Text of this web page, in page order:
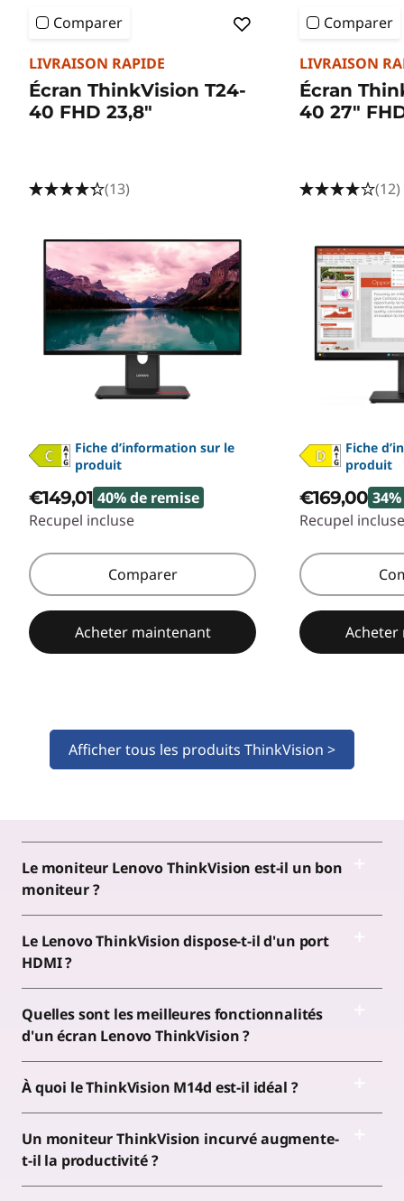
Comparer
LIVRAISON RAPIDE
Écran ThinkVision T24-
40 FHD 23,8"
(13)
Fiche d’information sur le
produit
€149,01 40% de remise
Recupel incluse
Comparer
Acheter maintenant
Comparer
LIVRAISON
Écran
40 27"
(12)
Fiche
produit
€169,00
Recupel incluse
Acheter
Afficher tous les produits ThinkVision >
Le moniteur Lenovo ThinkVision est-il un bon
moniteur ?
Le Lenovo ThinkVision dispose-t-il d'un port
HDMI ?
Quelles sont les meilleures fonctionnalités
d'un écran Lenovo ThinkVision ?
À quoi le ThinkVision M14d est-il idéal ?
Un moniteur ThinkVision incurvé augmente-
t-il la productivité ?